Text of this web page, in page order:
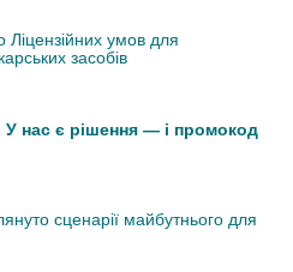
Ліцензійних умов для
засобів
нас є рішення — і промокод
сценарії майбутнього для